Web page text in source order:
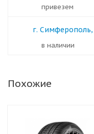
Привезем
г. Симферополь,
в наличии
Похожие